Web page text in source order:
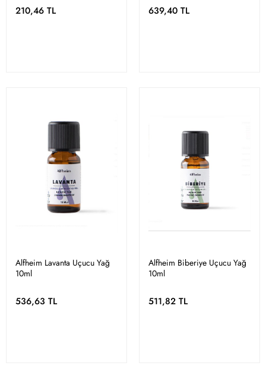
210,46 TL 639,40 TL
Alfheim Lavanta Uçucu Yağ
10ml
536,63 TL
Alfheim Biberiye Uçucu Yağ
10ml
511,82 TL